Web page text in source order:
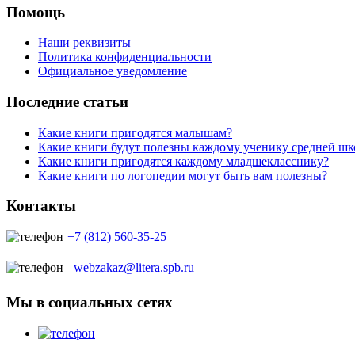
Помощь
Наши реквизиты
Политика конфиденциальности
Официальное уведомление
Последние статьи
Какие книги пригодятся малышам?
Какие книги будут полезны каждому ученику средней
Какие книги пригодятся каждому младшекласснику?
Какие книги по логопедии могут быть вам полезны?
Контакты
+7 (812) 560-35-25
webzakaz@litera.spb.ru
Мы в социальных сетях